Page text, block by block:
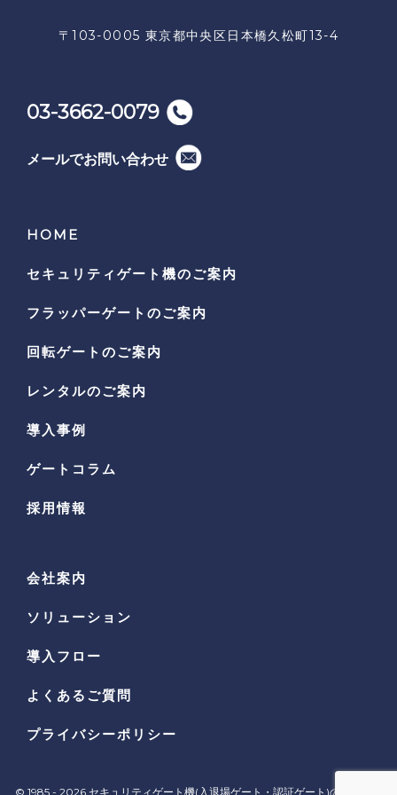
〒103-0005 東京都中央区日本橋久松町13-4
03-3662-0079
メールでお問い合わせ
HOME
セキュリティゲート機のご案内
フラッパーゲートのご案内
回転ゲートのご案内
レンタルのご案内
導入事例
ゲートコラム
採用情報
会社案内
ソリューション
導入フロー
よくあるご質問
プライバシーポリシー
© 1985 - 2026 セキュリティゲート機(入退場ゲート・認証ゲート)の専門メー